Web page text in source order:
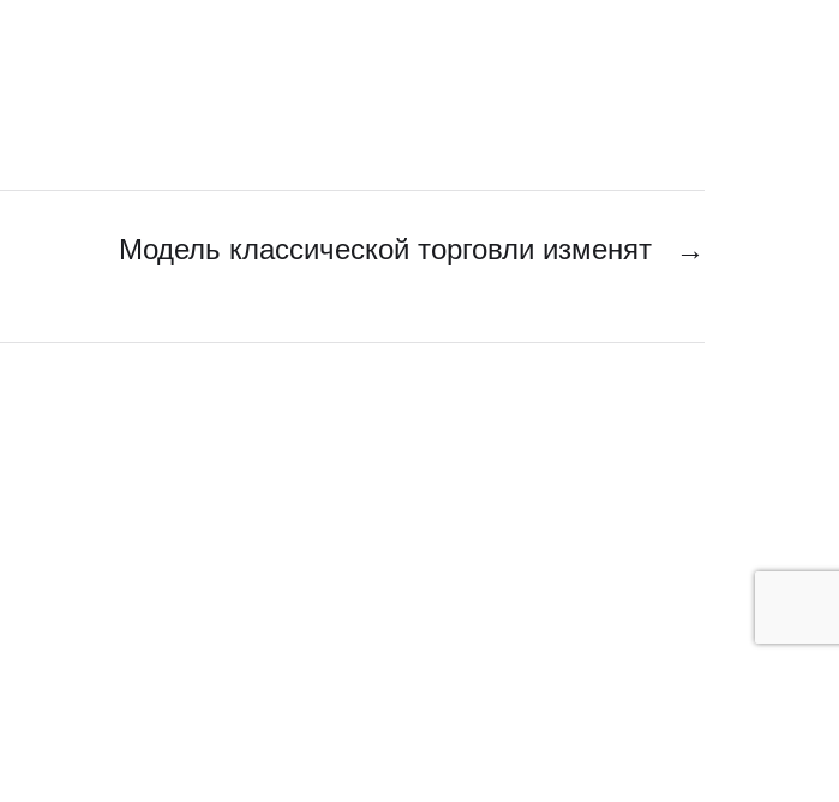
→
Модель классической торговли изменят